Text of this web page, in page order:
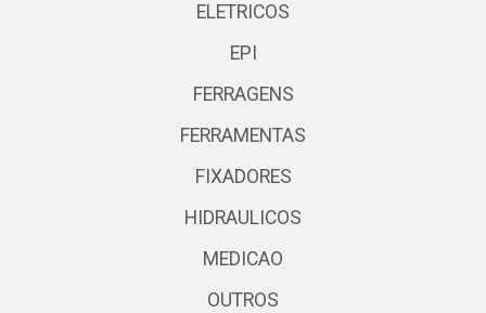
ELETRICOS
EPI
FERRAGENS
FERRAMENTAS
FIXADORES
HIDRAULICOS
MEDICAO
OUTROS